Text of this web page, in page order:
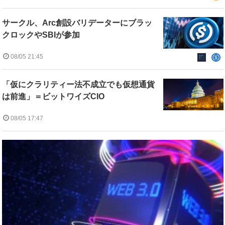
サークル、Arc創設バリデーターにブラッ
クロックやSBIが参加
08/05 21:45
「仮にクラリティー法不成立でも仮想通貨
は前進」＝ビットワイズCIO
08/05 17:47